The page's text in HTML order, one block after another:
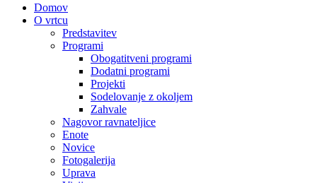
Domov
O vrtcu
Predstavitev
Programi
Obogatitveni programi
Dodatni programi
Projekti
Sodelovanje z okoljem
Zahvale
Nagovor ravnateljice
Enote
Novice
Fotogalerija
Uprava